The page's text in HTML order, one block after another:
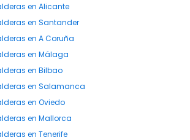
en Alicante
en Santander
en A Coruña
en Málaga
en Bilbao
en Salamanca
en Oviedo
en Mallorca
en Tenerife